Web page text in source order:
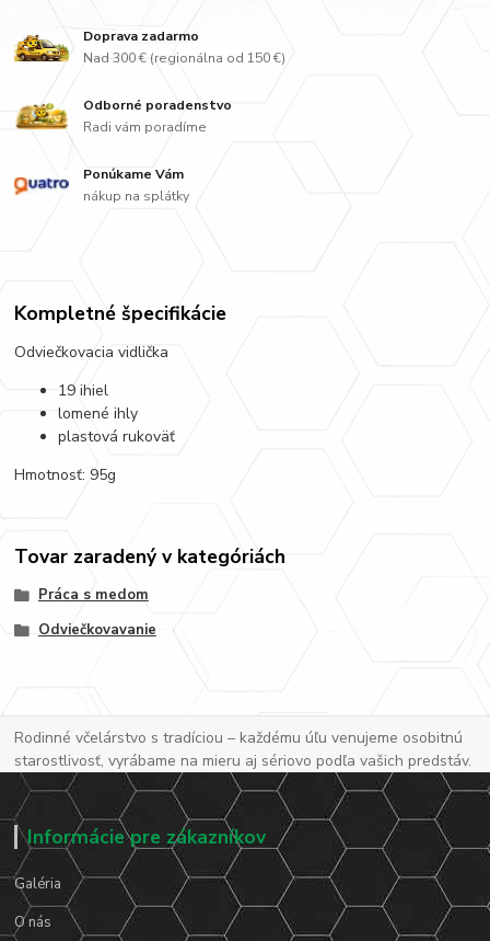
Doprava zadarmo
Nad 300 € (regionálna od 150 €)
Odborné poradenstvo
Radi vám poradíme
Ponúkame Vám
nákup na splátky
Kompletné špecifikácie
Odviečkovacia vidlička
19 ihiel
lomené ihly
plastová rukoväť
Hmotnosť: 95g
Tovar zaradený v kategóriách
Práca s medom
Odviečkovavanie
Rodinné včelárstvo s tradíciou – každému úľu venujeme osobitnú
starostlivosť, vyrábame na mieru aj sériovo podľa vašich predstáv.
Informácie pre zákazníkov
Galéria
O nás